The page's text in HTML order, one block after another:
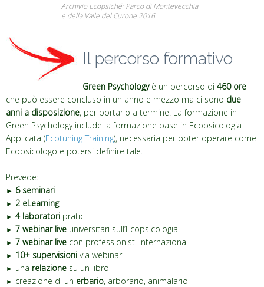
Archivio Ecopsiché: Parco di Montevecchia
e della Valle del Curone 2016
Il percorso formativo
Green Psychology è un percorso di 460 ore
che può essere concluso in un anno e mezzo ma ci sono due
anni a disposizione, per portarlo a termine. La formazione in
Green Psychology include la formazione base in Ecopsicologia
Applicata (Ecotuning Training), necessaria per poter operare come
Ecopsicologo e potersi definire tale.
Prevede:
► 6 seminari
► 2 eLearning
► 4 laboratori pratici
► 7 webinar live universitari sull’Ecopsicologia
► 7 webinar live con professionisti internazionali
► 10+ supervisioni via webinar
► una relazione su un libro
► creazione di un erbario, arborario, animalario